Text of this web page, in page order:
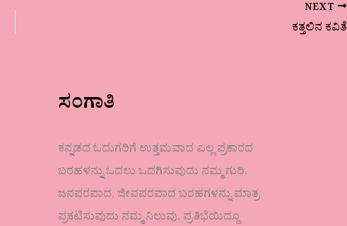
NEXT
ಕತ್ತಲಿನ ಕವಿತೆ
ಸಂಗಾತಿ
ಕನ್ನಡದ ಓದುಗರಿಗೆ ಉತ್ತಮವಾದ ಎಲ್ಲ ಪ್ರಕಾರದ
ಬರಹಳನ್ನು ಓದಲು ಒದಗಿಸುವುದು ನಮ್ಮ ಗುರಿ.
ಜನಪರವಾದ, ಜೀವಪರವಾದ ಬರಹಗಳನ್ನು ಮಾತ್ರ
ಪ್ರಕಟಿಸುವುದು ನಮ್ಮ ನಿಲುವು. ಪ್ರತಿಭೆಯಿದ್ದೂ